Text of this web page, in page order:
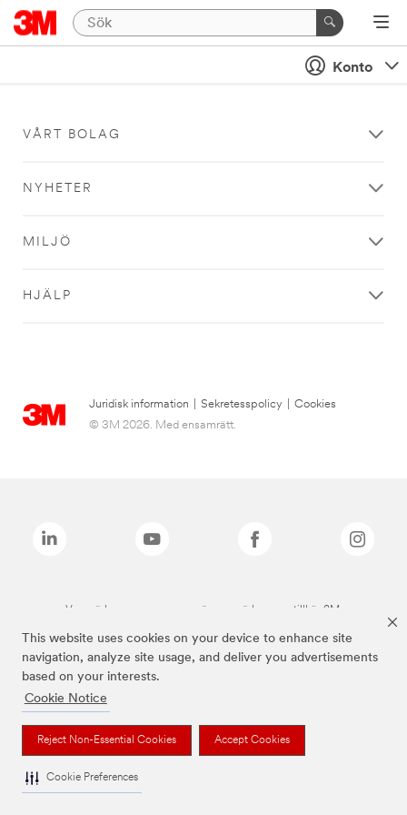
This website uses cookies on your device to enhance site
navigation, analyze site usage, and deliver you advertisements
based on your interests.
Cookie Notice
Reject Non-Essential Cookies Accept Cookies
Cookie Preferences
Konto
VÅRT BOLAG
NYHETER
MILJÖ
HJÄLP
Juridisk information Sekretesspolicy
Cookies
© 3M 2026. Med ensamrätt.
Varumärken som anges ovan är varumärken som tillhör 3M.